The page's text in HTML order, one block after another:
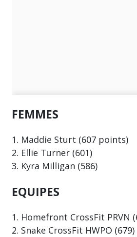
FEMMES
1. Maddie Sturt (607 points)
2. Ellie Turner (601)
3. Kyra Milligan (586)
EQUIPES
1. Homefront CrossFit PRVN
2. Snake CrossFit HWPO (679)